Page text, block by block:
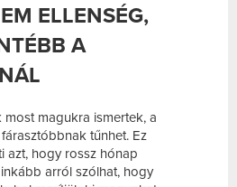
ELLENSÉG,
A
magukra ismertek, a
tűnhet. Ez
azt, hogy rossz hónap
arról szólhat, hogy